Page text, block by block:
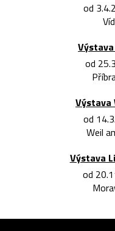
od
od
Výstava
od
Weil
Výstava
od